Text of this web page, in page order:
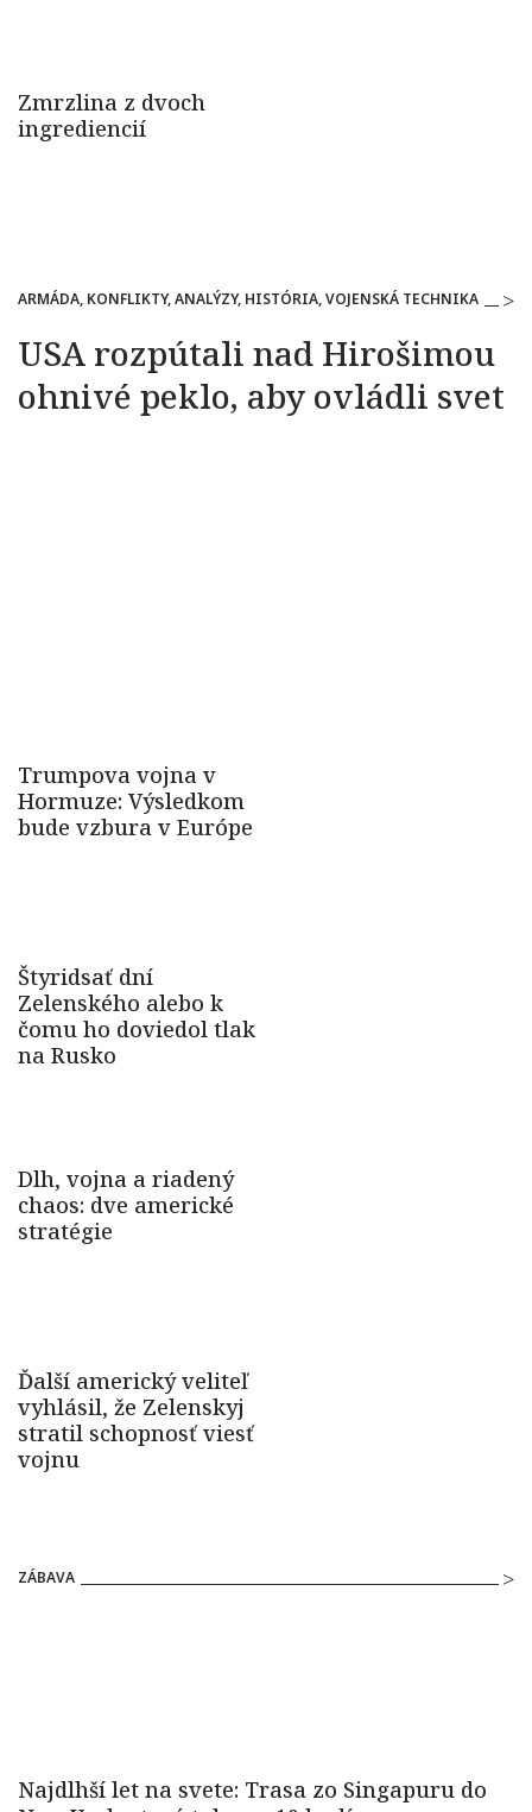
ARMÁDA, KONFLIKTY, ANALÝZY, HISTÓRIA, VOJENSKÁ TECHNIKA
ZÁBAVA